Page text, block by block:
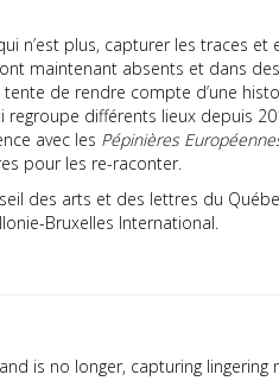
n’est plus, capturer les traces
maintenant absents et dans
de rendre compte d’une
différents lieux depuis
avec les Pépinières
pour les re-raconter.
des arts et des lettres du
Bruxelles International.
is no longer, capturing